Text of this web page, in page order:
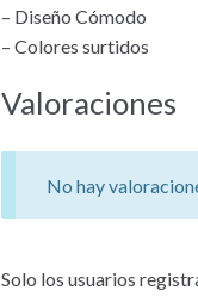
– Diseño Cómodo
– Colores surtidos
Valoraciones
No hay
Solo los usuarios